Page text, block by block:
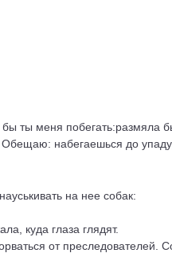
ты меня побегать:размяла
набегаешься до
на нее собак:
куда глаза глядят.
от преследователей.